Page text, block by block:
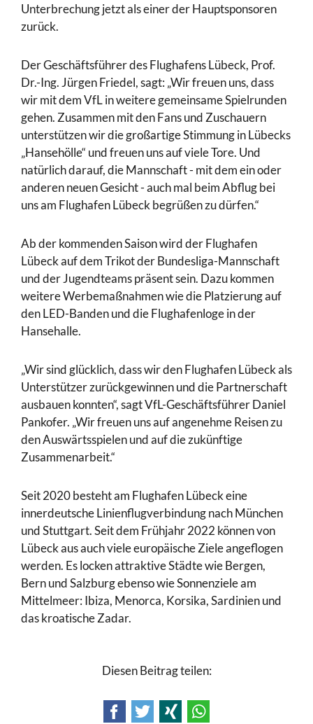
Unterbrechung jetzt als einer der Hauptsponsoren
zurück.
Der Geschäftsführer des Flughafens Lübeck, Prof.
Dr.-Ing. Jürgen Friedel, sagt: „Wir freuen uns, dass
wir mit dem VfL in weitere gemeinsame Spielrunden
gehen. Zusammen mit den Fans und Zuschauern
unterstützen wir die großartige Stimmung in Lübecks
„Hansehölle“ und freuen uns auf viele Tore. Und
natürlich darauf, die Mannschaft - mit dem ein oder
anderen neuen Gesicht - auch mal beim Abflug bei
uns am Flughafen Lübeck begrüßen zu dürfen.“
Ab der kommenden Saison wird der Flughafen
Lübeck auf dem Trikot der Bundesliga-Mannschaft
und der Jugendteams präsent sein. Dazu kommen
weitere Werbemaßnahmen wie die Platzierung auf
den LED-Banden und die Flughafenloge in der
Hansehalle.
„Wir sind glücklich, dass wir den Flughafen Lübeck als
Unterstützer zurückgewinnen und die Partnerschaft
ausbauen konnten“, sagt VfL-Geschäftsführer Daniel
Pankofer. „Wir freuen uns auf angenehme Reisen zu
den Auswärtsspielen und auf die zukünftige
Zusammenarbeit.“
Seit 2020 besteht am Flughafen Lübeck eine
innerdeutsche Linienflugverbindung nach München
und Stuttgart. Seit dem Frühjahr 2022 können von
Lübeck aus auch viele europäische Ziele angeflogen
werden. Es locken attraktive Städte wie Bergen,
Bern und Salzburg ebenso wie Sonnenziele am
Mittelmeer: Ibiza, Menorca, Korsika, Sardinien und
das kroatische Zadar.
Diesen Beitrag teilen:
FacebookTwitterXing